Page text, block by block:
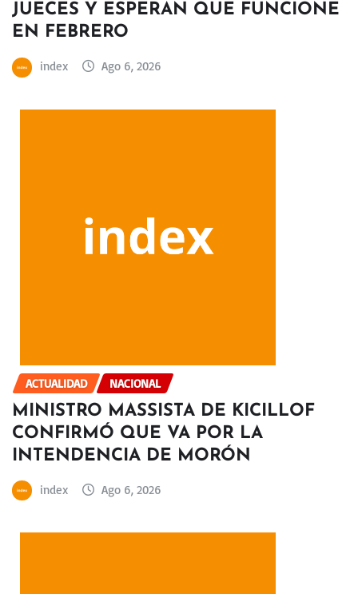
JUECES Y ESPERAN QUE FUNCIONE
EN FEBRERO
index Ago 6, 2026
ACTUALIDAD NACIONAL
MINISTRO MASSISTA DE KICILLOF
CONFIRMÓ QUE VA POR LA
INTENDENCIA DE MORÓN
index Ago 6, 2026